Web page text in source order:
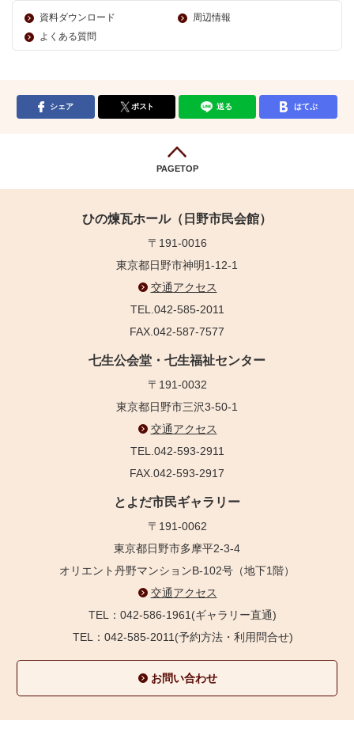
資料ダウンロード
周辺情報
よくある質問
シェア ポスト 送る はてぶ
PAGETOP
ひの煉瓦ホール（日野市民会館）
〒191-0016
東京都日野市神明1-12-1
交通アクセス
TEL.042-585-2011
FAX.042-587-7577
七生公会堂・七生福祉センター
〒191-0032
東京都日野市三沢3-50-1
交通アクセス
TEL.042-593-2911
FAX.042-593-2917
とよだ市民ギャラリー
〒191-0062
東京都日野市多摩平2-3-4
オリエント丹野マンションB-102号（地下1階）
交通アクセス
TEL：042-586-1961(ギャラリー直通)
TEL：042-585-2011(予約方法・利用問合せ)
お問い合わせ